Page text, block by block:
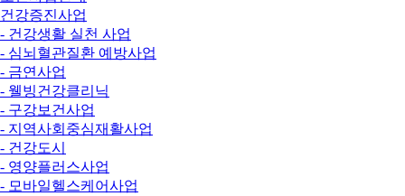
건강증진사업
- 건강생활 실천 사업
- 심뇌혈관질환 예방사업
- 금연사업
- 웰빙건강클리닉
- 구강보건사업
- 지역사회중심재활사업
- 건강도시
- 영양플러스사업
- 모바일헬스케어사업